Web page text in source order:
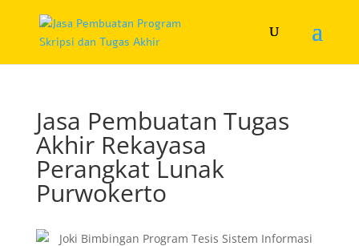
Jasa Pembuatan Tugas
Akhir Rekayasa
Perangkat Lunak
Purwokerto